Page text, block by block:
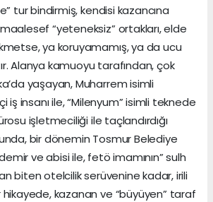
tur bindirmiş, kendisi kazancına
“yeteneksiz” ortakları, elde
ya koruyamamış, ya da ucu
Alanya kamuoyu tarafından, çok
yaşayan, Muharrem isimli
iş insanı ile, “Milenyum” isimli teknede
işletmeciliği ile taçlandırdığı
bir dönemin Tosmur Belediye
ve abisi ile, fetö imamının” sulh
biten otelcilik serüvenine kadar, irili
hikayede, kazanan ve “büyüyen” taraf